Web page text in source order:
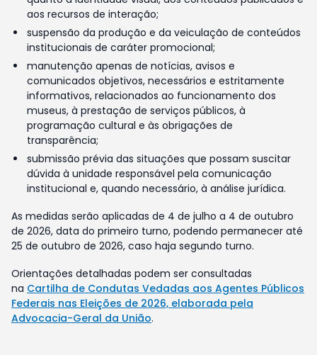
aos recursos de interação;
suspensão da produção e da veiculação de conteúdos
institucionais de caráter promocional;
manutenção apenas de notícias, avisos e
comunicados objetivos, necessários e estritamente
informativos, relacionados ao funcionamento dos
museus, à prestação de serviços públicos, à
programação cultural e às obrigações de
transparência;
submissão prévia das situações que possam suscitar
dúvida à unidade responsável pela comunicação
institucional e, quando necessário, à análise jurídica.
As medidas serão aplicadas de 4 de julho a 4 de outubro
de 2026, data do primeiro turno, podendo permanecer até
25 de outubro de 2026, caso haja segundo turno.
Orientações detalhadas podem ser consultadas
na Cartilha de Condutas Vedadas aos Agentes Públicos
Federais nas Eleições de 2026, elaborada pela
Advocacia-Geral da União.